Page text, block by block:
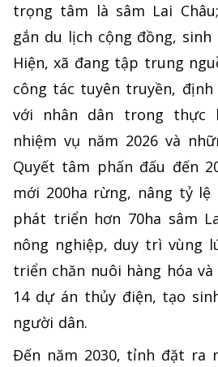
trọng tâm là sâm Lai
gắn du lịch cộng đồng,
Hiện, xã đang tập trung
công tác tuyên truyền,
với nhân dân trong thực
nhiệm vụ năm 2026 và
Quyết tâm phấn đấu đến
mới 200ha rừng, nâng tỷ lệ
phát triển hơn 70ha sâm
nông nghiệp, duy trì vùng
triển chăn nuôi hàng hóa
14 dự án thủy điện, tạo
người dân.
Đến năm 2030, tỉnh đặt ra